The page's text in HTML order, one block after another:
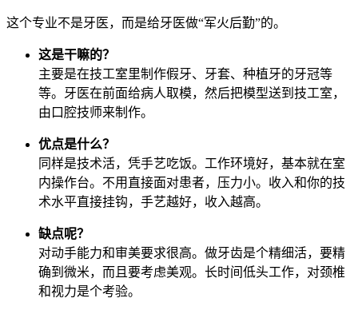
这个专业不是牙医，而是给牙医做“军火后勤”的。
这是干嘛的？
主要是在技工室里制作假牙、牙套、种植牙的牙冠等
等。牙医在前面给病人取模，然后把模型送到技工室，
由口腔技师来制作。
优点是什么？
同样是技术活，凭手艺吃饭。工作环境好，基本就在室
内操作台。不用直接面对患者，压力小。收入和你的技
术水平直接挂钩，手艺越好，收入越高。
缺点呢？
对动手能力和审美要求很高。做牙齿是个精细活，要精
确到微米，而且要考虑美观。长时间低头工作，对颈椎
和视力是个考验。